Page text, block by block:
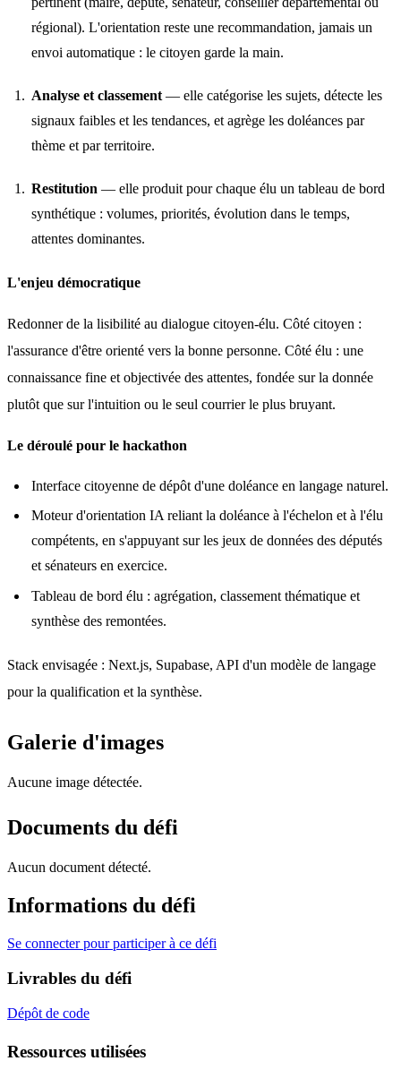
régional). L'orientation reste une recommandation, jamais un
envoi automatique : le citoyen garde la main.
Analyse et classement — elle catégorise les sujets, détecte les
signaux faibles et les tendances, et agrège les doléances par
thème et par territoire.
Restitution — elle produit pour chaque élu un tableau de bord
synthétique : volumes, priorités, évolution dans le temps,
attentes dominantes.
L'enjeu démocratique
Redonner de la lisibilité au dialogue citoyen-élu. Côté citoyen :
l'assurance d'être orienté vers la bonne personne. Côté élu : une
connaissance fine et objectivée des attentes, fondée sur la donnée
plutôt que sur l'intuition ou le seul courrier le plus bruyant.
Le déroulé pour le hackathon
Interface citoyenne de dépôt d'une doléance en langage naturel.
Moteur d'orientation IA reliant la doléance à l'échelon et à l'élu
compétents, en s'appuyant sur les jeux de données des députés
et sénateurs en exercice.
Tableau de bord élu : agrégation, classement thématique et
synthèse des remontées.
Stack envisagée : Next.js, Supabase, API d'un modèle de langage
pour la qualification et la synthèse.
Galerie d'images
Aucune image détectée.
Documents du défi
Aucun document détecté.
Informations du défi
Se connecter pour participer à ce défi
Livrables du défi
Dépôt de code
Ressources utilisées